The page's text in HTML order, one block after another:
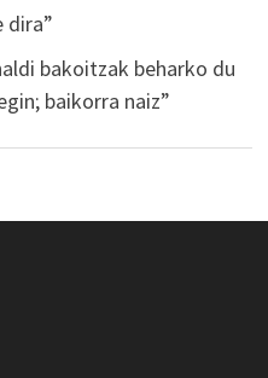
dira”
bakoitzak beharko du
baikorra naiz”